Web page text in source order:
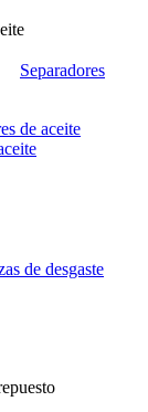
Separadores
de aceite
de desgaste